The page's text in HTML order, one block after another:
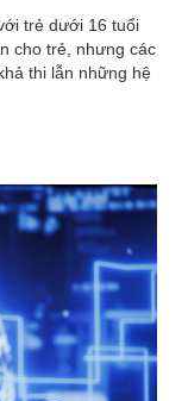
trẻ dưới 16 tuổi
cho trẻ, nhưng các
thi lẫn những hệ